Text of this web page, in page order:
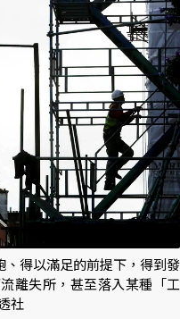
得以滿足的前提下，得到發
離失所，甚至落入某種「工
社